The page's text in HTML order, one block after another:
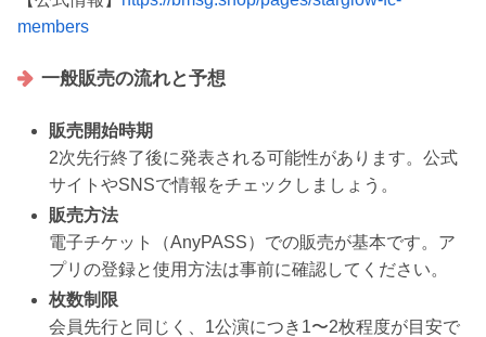
members
一般販売の流れと予想
販売開始時期
2次先行終了後に発表される可能性があります。公式
サイトやSNSで情報をチェックしましょう。
販売方法
電子チケット（AnyPASS）での販売が基本です。ア
プリの登録と使用方法は事前に確認してください。
枚数制限
会員先行と同じく、1公演につき1〜2枚程度が目安で